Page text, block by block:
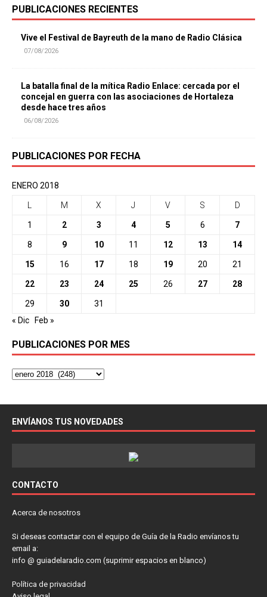
PUBLICACIONES RECIENTES
Vive el Festival de Bayreuth de la mano de Radio Clásica
07/08/2026
La batalla final de la mítica Radio Enlace: cercada por el
concejal en guerra con las asociaciones de Hortaleza
desde hace tres años
06/08/2026
PUBLICACIONES POR FECHA
ENERO 2018
M X J V S D
1 2 3 4 5 6 7
8 9 10 11 12 13 14
15 16 17 18 19 20 21
22 23 24 25 26 27 28
29 30
31
« Dic
Feb »
PUBLICACIONES POR MES
ENVÍANOS TUS NOVEDADES
CONTACTO
Acerca de nosotros
Si deseas contactar con el equipo de Guía de la Radio envíanos tu
email a:
info @ guiadelaradio.com (suprimir espacios en blanco)
Política de privacidad